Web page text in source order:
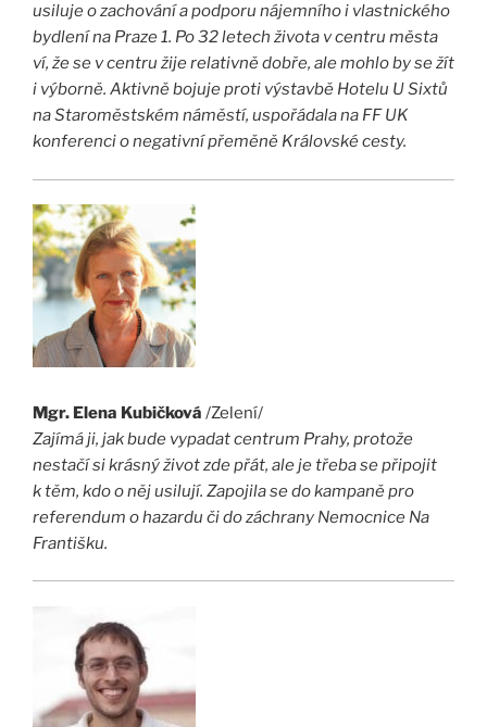
usiluje o zachování a podporu nájemního i vlastnického
bydlení na Praze 1. Po 32 letech života v centru města
ví, že se v centru žije relativně dobře, ale mohlo by se žít
i výborně. Aktivně bojuje proti výstavbě Hotelu U Sixtů
na Staroměstském náměstí, uspořádala na FF UK
konferenci o negativní přeměně Královské cesty.
Mgr. Elena Kubičková /Zelení/
Zajímá ji, jak bude vypadat centrum Prahy, protože
nestačí si krásný život zde přát, ale je třeba se připojit
k těm, kdo o něj usilují. Zapojila se do kampaně pro
referendum o hazardu či do záchrany Nemocnice Na
Františku.